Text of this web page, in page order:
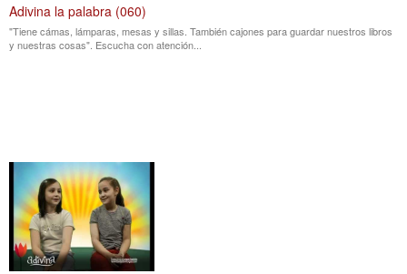
Adivina la palabra (060)
"Tiene cámas, lámparas, mesas y sillas. También cajones para guardar nuestros libros
y nuestras cosas". Escucha con atención...